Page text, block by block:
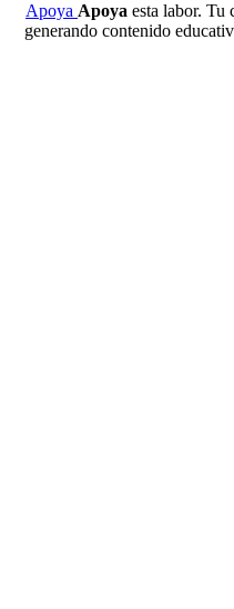
Apoya Apoya esta labor. Tu
generando contenido